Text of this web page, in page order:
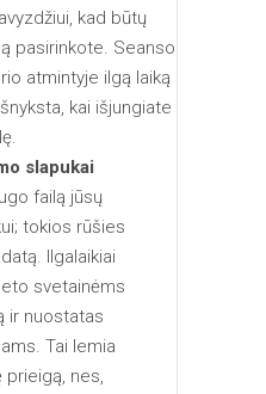
kad būtų
pasirinkote. Seanso
atmintyje ilgą laiką
kai išjungiate
slapukai
failą jūsų
tokios rūšies
Ilgalaikiai
svetainėms
ir nuostatas
Tai lemia
nes,